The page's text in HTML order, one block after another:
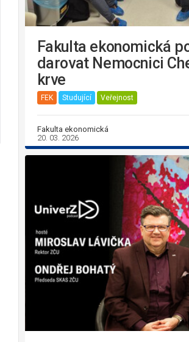
Fakulta ekonomická
darovat Nemocnici
krve
FEK Studující Veřejnost
Fakulta ekonomická
20. 03. 2026